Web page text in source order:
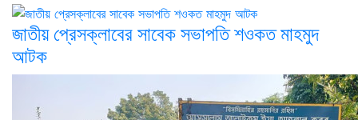
জাতীয় প্রেসক্লাবের সাবেক সভাপতি শওকত মাহমুদ
আটক